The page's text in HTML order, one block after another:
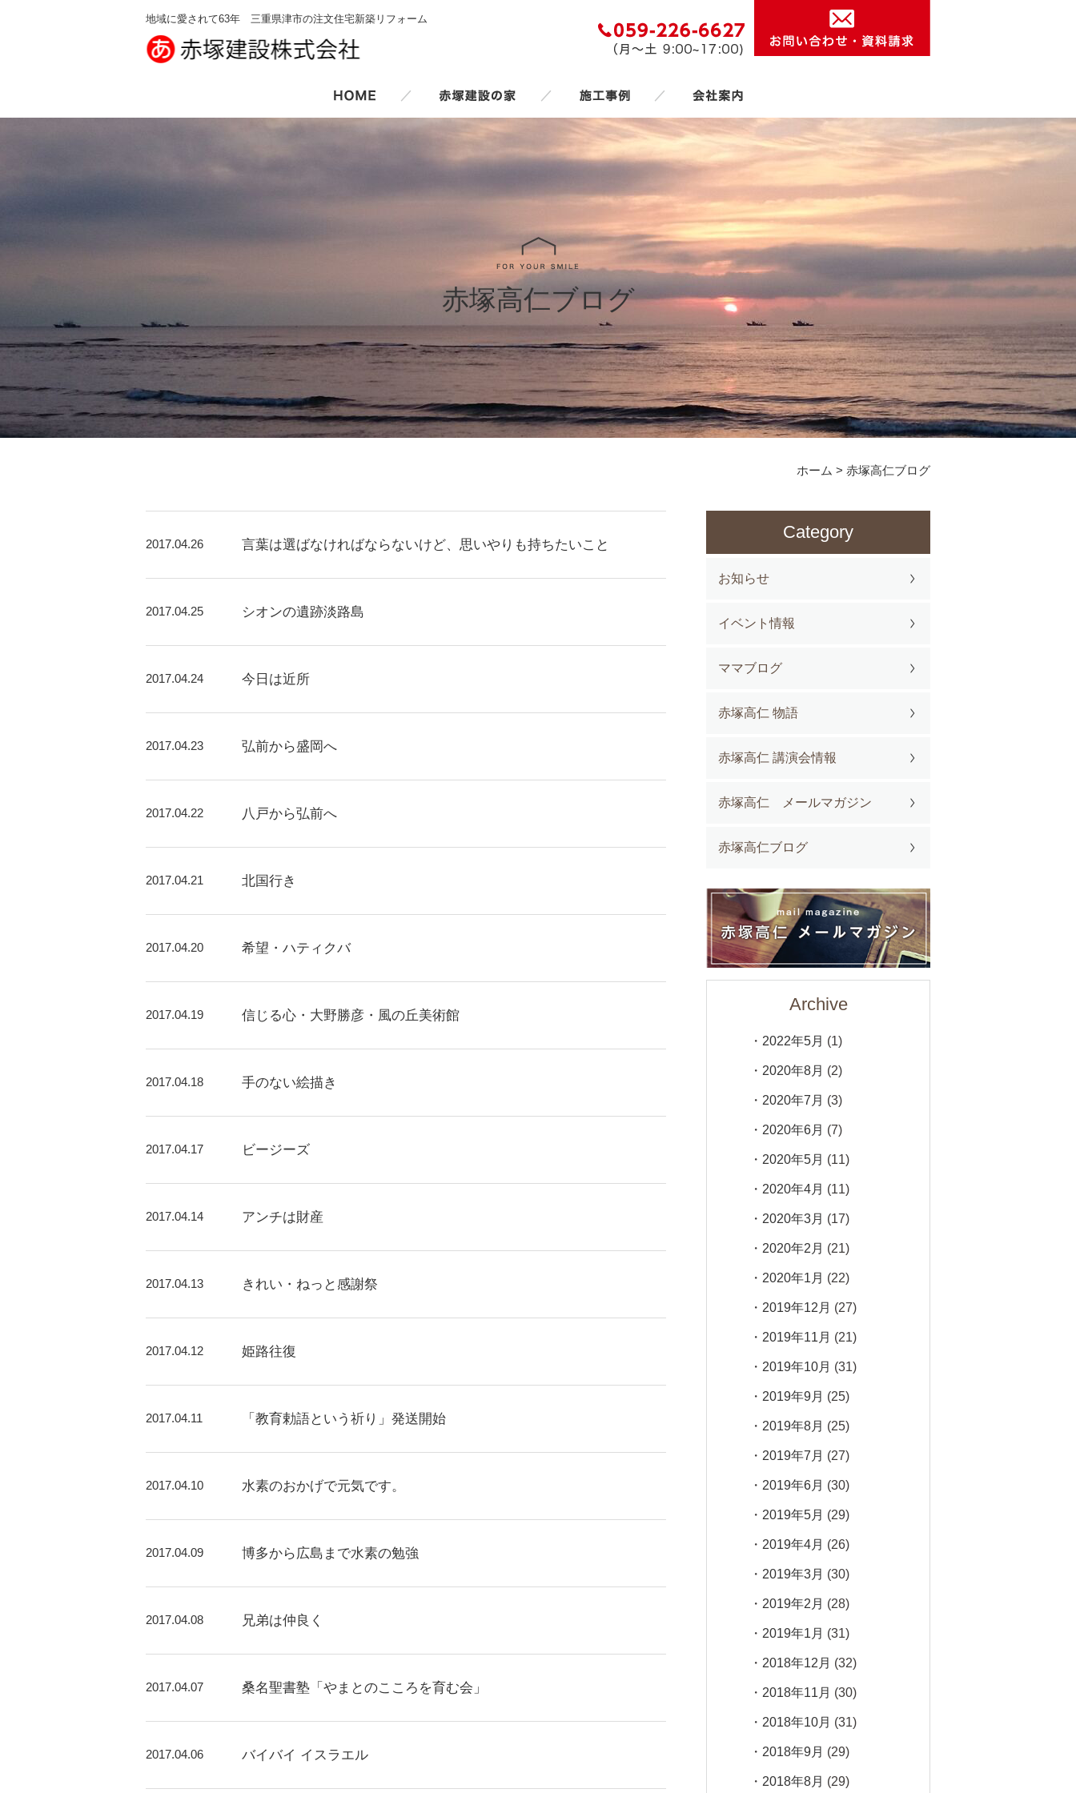
地域に愛されて63年 三重県津市の注文住宅新築リフォーム
／ ／ ／
赤塚高仁ブログ
ホーム > 赤塚高仁ブログ
2017.04.26 言葉は選ばなければならないけど、思いやりも持ちたいこと
2017.04.25 シオンの遺跡淡路島
2017.04.24 今日は近所
2017.04.23 弘前から盛岡へ
2017.04.22 八戸から弘前へ
2017.04.21 北国行き
2017.04.20 希望・ハティクバ
2017.04.19 信じる心・大野勝彦・風の丘美術館
2017.04.18 手のない絵描き
2017.04.17 ビージーズ
2017.04.14 アンチは財産
2017.04.13 きれい・ねっと感謝祭
2017.04.12 姫路往復
2017.04.11 「教育勅語という祈り」発送開始
2017.04.10 水素のおかげで元気です。
2017.04.09 博多から広島まで水素の勉強
2017.04.08 兄弟は仲良く
2017.04.07 桑名聖書塾「やまとのこころを育む会」
2017.04.06 バイバイ イスラエル
Category
お知らせ
イベント情報
ママブログ
赤塚高仁 物語
赤塚高仁 講演会情報
赤塚高仁 メールマガジン
赤塚高仁ブログ
Archive
2022年5月 (1)
2020年8月 (2)
2020年7月 (3)
2020年6月 (7)
2020年5月 (11)
2020年4月 (11)
2020年3月 (17)
2020年2月 (21)
2020年1月 (22)
2019年12月 (27)
2019年11月 (21)
2019年10月 (31)
2019年9月 (25)
2019年8月 (25)
2019年7月 (27)
2019年6月 (30)
2019年5月 (29)
2019年4月 (26)
2019年3月 (30)
2019年2月 (28)
2019年1月 (31)
2018年12月 (32)
2018年11月 (30)
2018年10月 (31)
2018年9月 (29)
2018年8月 (29)